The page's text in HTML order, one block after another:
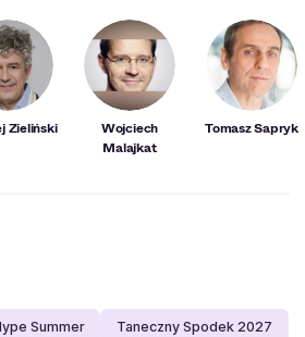
Zieliński
Wojciech
Malajkat
Tomasz Sapryk
Summer Taneczny Spodek 2027